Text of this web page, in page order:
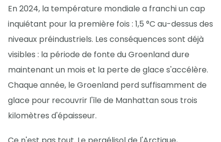
En 2024, la température mondiale a franchi un cap
inquiétant pour la première fois : 1,5 °C au-dessus des
niveaux préindustriels. Les conséquences sont déjà
visibles : la période de fonte du Groenland dure
maintenant un mois et la perte de glace s'accélère.
Chaque année, le Groenland perd suffisamment de
glace pour recouvrir l'île de Manhattan sous trois
kilomètres d'épaisseur.